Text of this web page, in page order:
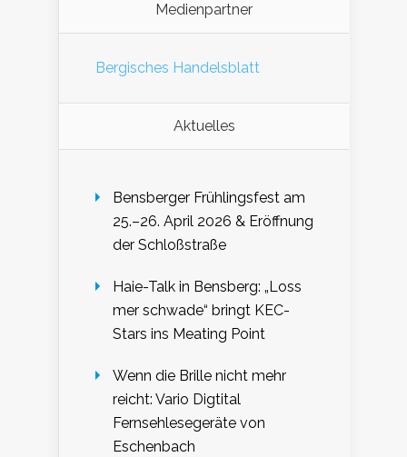
Medienpartner
Bergisches Handelsblatt
Aktuelles
Bensberger Frühlingsfest am
25.–26. April 2026 & Eröffnung
der Schloßstraße
Haie-Talk in Bensberg: „Loss
mer schwade“ bringt KEC-
Stars ins Meating Point
Wenn die Brille nicht mehr
reicht: Vario Digtital
Fernsehlesegeräte von
Eschenbach